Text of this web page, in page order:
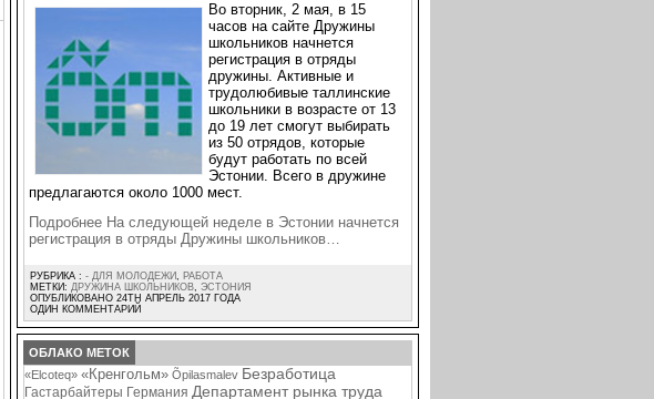
Во вторник, 2 мая, в 15
часов на сайте Дружины
школьников начнется
регистрация в отряды
дружины. Активные и
трудолюбивые таллинские
школьники в возрасте от 13
до 19 лет смогут выбирать
из 50 отрядов, которые
будут работать по всей
Эстонии. Всего в дружине
предлагаются около 1000 мест.
Подробнее На следующей неделе в Эстонии начнется
регистрация в отряды Дружины школьников…
РУБРИКА : - ДЛЯ МОЛОДЕЖИ, РАБОТА
МЕТКИ: ДРУЖИНА ШКОЛЬНИКОВ, ЭСТОНИЯ
ОПУБЛИКОВАНО 24TH АПРЕЛЬ 2017 ГОДА
ОДИН КОММЕНТАРИЙ
ОБЛАКО МЕТОК
«Elcoteq» «Кренгольм» Õpilasmalev Безработица
Гастарбайтеры Германия Департамент рынка труда